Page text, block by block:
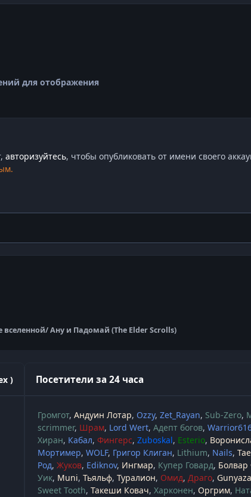
для отображения
авторизуйтесь, чтобы опубликовать от имени своего
вселенной/ Ану и Падомай (The Elder Scrolls)
) Посетители за 24 часа
Громгот Андуин Лотар Ozzy Zet_Rayan Sub-Zero
scrimmer Шрам Lord Wert Адепт богов
Хиран Кабал Фингерс Zuboskal Esterio
Мортимер WOLF Григор Клиган Lithium Nails
Род Жуков Ediknov Ингмар Купер Говард Болвар
Уик Muni Тьяльф Туралион Омид Драго
Sweet Tooth Такеши Ковач Харконен Оргрим